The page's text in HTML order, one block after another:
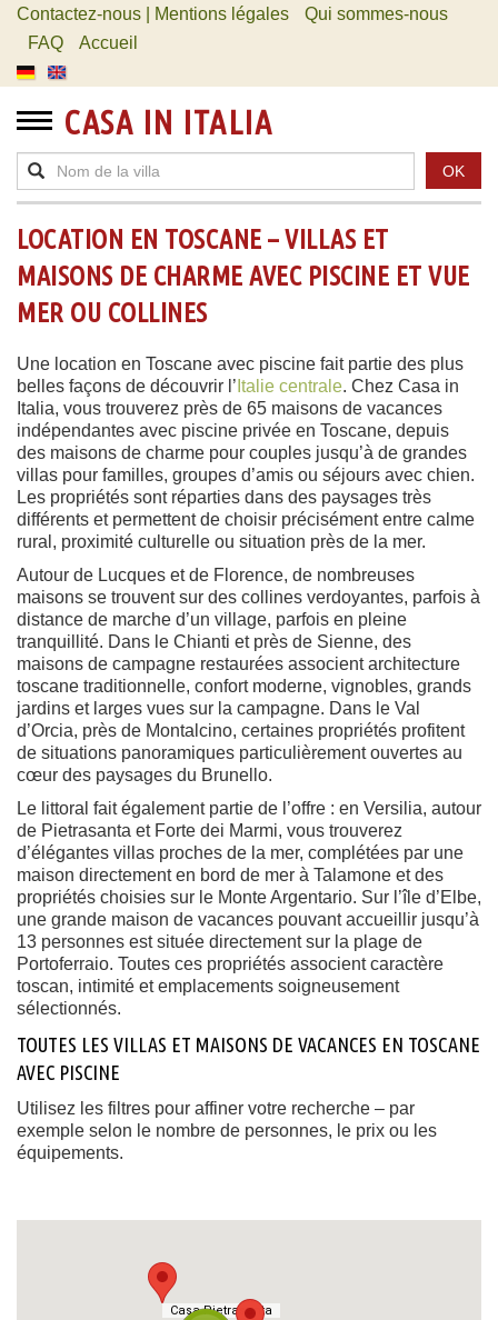
Contactez-nous | Mentions légales
Qui sommes-nous
FAQ
Accueil
CASA IN ITALIA
OK
LOCATION EN TOSCANE – VILLAS ET
MAISONS DE CHARME AVEC PISCINE ET VUE
MER OU COLLINES
Une location en Toscane avec piscine fait partie des plus
belles façons de découvrir l’ Italie centrale. Chez Casa in
Italia, vous trouverez près de 65 maisons de vacances
indépendantes avec piscine privée en Toscane, depuis
des maisons de charme pour couples jusqu’à de grandes
villas pour familles, groupes d’amis ou séjours avec chien.
Les propriétés sont réparties dans des paysages très
différents et permettent de choisir précisément entre calme
rural, proximité culturelle ou situation près de la mer.
Autour de Lucques et de Florence, de nombreuses
maisons se trouvent sur des collines verdoyantes, parfois à
distance de marche d’un village, parfois en pleine
tranquillité. Dans le Chianti et près de Sienne, des
maisons de campagne restaurées associent architecture
toscane traditionnelle, confort moderne, vignobles, grands
jardins et larges vues sur la campagne. Dans le Val
d’Orcia, près de Montalcino, certaines propriétés profitent
de situations panoramiques particulièrement ouvertes au
cœur des paysages du Brunello.
Le littoral fait également partie de l’offre : en Versilia, autour
de Pietrasanta et Forte dei Marmi, vous trouverez
d’élégantes villas proches de la mer, complétées par une
maison directement en bord de mer à Talamone et des
propriétés choisies sur le Monte Argentario. Sur l’île d’Elbe,
une grande maison de vacances pouvant accueillir jusqu’à
13 personnes est située directement sur la plage de
Portoferraio. Toutes ces propriétés associent caractère
toscan, intimité et emplacements soigneusement
sélectionnés.
TOUTES LES VILLAS ET MAISONS DE VACANCES EN TOSCANE
AVEC PISCINE
Utilisez les filtres pour affiner votre recherche – par
exemple selon le nombre de personnes, le prix ou les
équipements.
Casa Pietrasanta
Casa Pietrasanta